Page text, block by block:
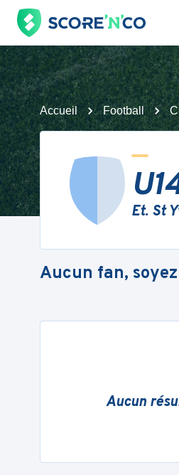
Accueil Football
Et. St
Aucun fan,
Aucun